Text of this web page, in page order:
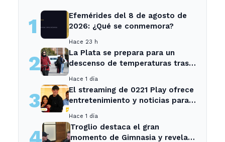
1
Efemérides del 8 de agosto de
2026: ¿Qué se conmemora?
Hace 23 h
2
La Plata se prepara para un
descenso de temperaturas tras
Hace 1 día
3
El streaming de 0221 Play ofrece
entretenimiento y noticias para
Ensenada.
Hace 1 día
Troglio destaca el gran
momento de Gimnasia y revela